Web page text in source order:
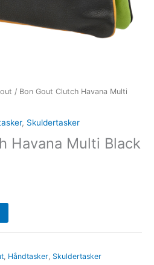
/ Bon Gout Clutch Havana Multi
, Skuldertasker
Havana Multi Black
Håndtasker Skuldertasker